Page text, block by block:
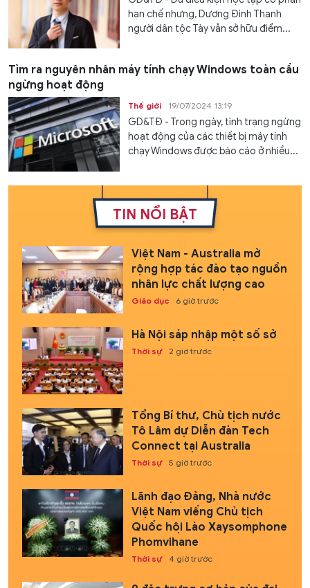
hạn chế nhưng, Dương Đình Thanh
người dân tộc Tày vẫn sở hữu điểm...
Tìm ra nguyên nhân máy tính chạy Windows toàn cầu
ngừng hoạt động
Thế giới 19/07/2024 13:19
GD&TĐ - Trong ngày, tình trạng ngừng
hoạt động của các thiết bị máy tính
chạy Windows được báo cáo ở nhiều...
TIN NỔI BẬT
Việt Nam - Australia mở
rộng hợp tác đào tạo nguồn
nhân lực chất lượng cao
Giáo dục 6 giờ trước
Hà Nội sáp nhập một số sở
Thời sự 2 giờ trước
Tổng Bí thư, Chủ tịch nước
Tô Lâm dự Diễn đàn Tech
Connect tại Australia
Thời sự 5 giờ trước
Lãnh đạo Đảng, Nhà nước
Việt Nam viếng Chủ tịch
Quốc hội Lào Xaysomphone
Phomvihane
Thời sự 4 giờ trước